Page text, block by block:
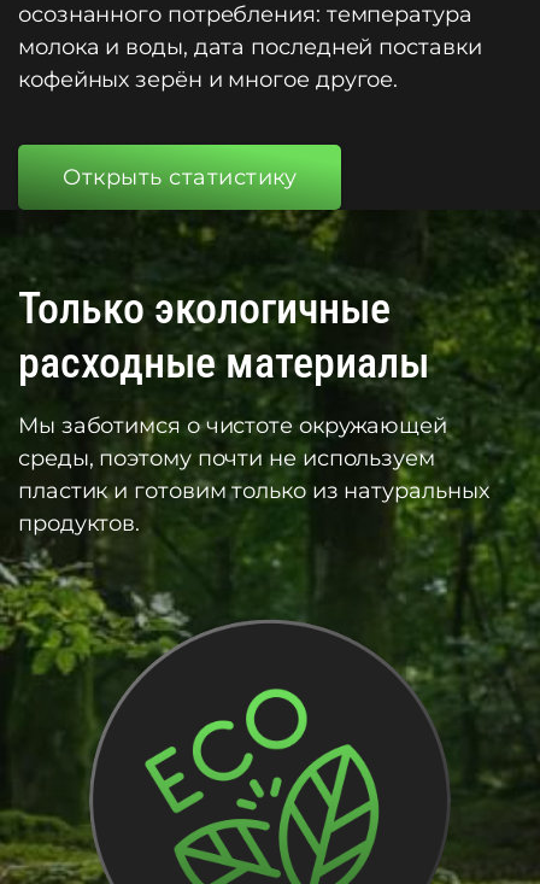
осознанного потребления: температура
молока и воды, дата последней поставки
кофейных зерён и многое другое.
Открыть статистику
Только экологичные
расходные материалы
Мы заботимся о чистоте окружающей
среды, поэтому почти не используем
пластик и готовим только из натуральных
продуктов.